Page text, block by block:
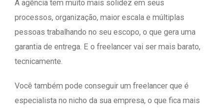
A agência tem muito mais solidez em seus
processos, organização, maior escala e múltiplas
pessoas trabalhando no seu escopo, o que gera uma
garantia de entrega. E o freelancer vai ser mais barato,
tecnicamente.
Você também pode conseguir um freelancer que é
especialista no nicho da sua empresa, o que fica mais